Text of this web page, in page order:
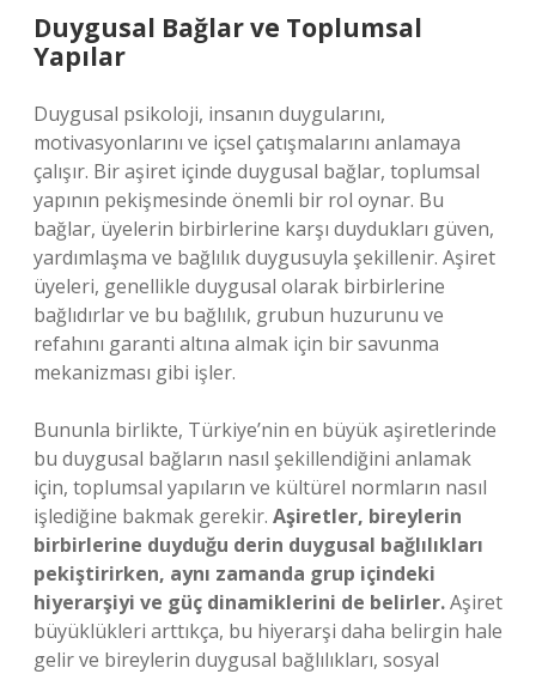
Duygusal Bağlar ve Toplumsal
Yapılar
Duygusal psikoloji, insanın duygularını,
motivasyonlarını ve içsel çatışmalarını anlamaya
çalışır. Bir aşiret içinde duygusal bağlar, toplumsal
yapının pekişmesinde önemli bir rol oynar. Bu
bağlar, üyelerin birbirlerine karşı duydukları güven,
yardımlaşma ve bağlılık duygusuyla şekillenir. Aşiret
üyeleri, genellikle duygusal olarak birbirlerine
bağlıdırlar ve bu bağlılık, grubun huzurunu ve
refahını garanti altına almak için bir savunma
mekanizması gibi işler.
Bununla birlikte, Türkiye’nin en büyük aşiretlerinde
bu duygusal bağların nasıl şekillendiğini anlamak
için, toplumsal yapıların ve kültürel normların nasıl
işlediğine bakmak gerekir. Aşiretler, bireylerin
birbirlerine duyduğu derin duygusal bağlılıkları
pekiştirirken, aynı zamanda grup içindeki
hiyerarşiyi ve güç dinamiklerini de belirler.Aşiret
büyüklükleri arttıkça, bu hiyerarşi daha belirgin hale
gelir ve bireylerin duygusal bağlılıkları, sosyal